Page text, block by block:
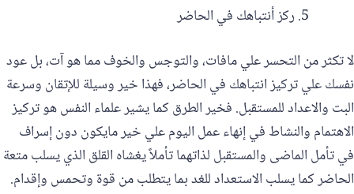
ركز أنتباهك في الحاضر
لا تكثر من التحسر علي مافات، والتوجس والخوف مما هو آت، بل عود
نفسك علي تركيز انتباهك في الحاضر، فهذا خير وسيلة للإتقان وسرعة
البت والاعداد للمستقبل. فخير الطرق كما يشير علماء النفس هو تركيز
الاهتمام والنشاط في إنهاء عمل اليوم علي خير مايكون دون إسراف
في تأمل الماضى والمستقبل لذاتهما تأملاً يغشاه القلق الذي يسلب متعة
الحاضر كما يسلب الاستعداد للغد بما يتطلب من قوة وتحمس وإقدام.